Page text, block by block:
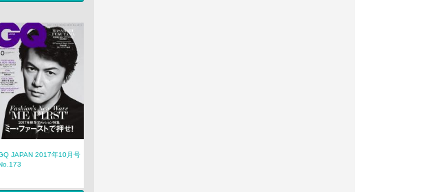
JAPAN 2017年10月号